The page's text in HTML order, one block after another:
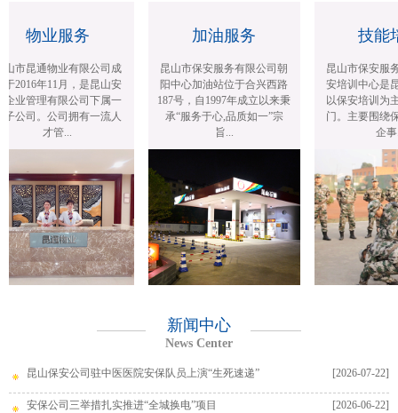
物业服务
市昆通物业有限公司成
2016年11月，是昆山安
业管理有限公司下属一
公司。公司拥有一流人
才管...
加油服务
昆山市保安服务有限公司朝
阳中心加油站位于合兴西路
187号，自1997年成立以来秉
承“服务于心,品质如一”宗
旨...
技能
昆山市保安服
安培训中心是
以保安培训为
门。主要围绕
企事...
新闻中心
News Center
昆山保安公司驻中医医院安保队员上演“生死速递” [2026-07-22]
安保公司三举措扎实推进“全城换电”项目 [2026-06-22]